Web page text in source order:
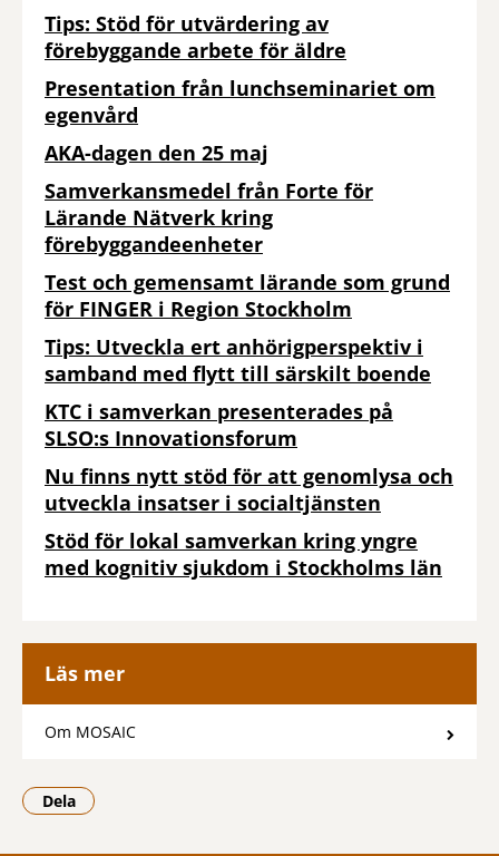
Tips: Stöd för utvärdering av
förebyggande arbete för äldre
Presentation från lunchseminariet om
egenvård
AKA-dagen den 25 maj
Samverkansmedel från Forte för
Lärande Nätverk kring
förebyggandeenheter
Test och gemensamt lärande som grund
för FINGER i Region Stockholm
Tips: Utveckla ert anhörigperspektiv i
samband med flytt till särskilt boende
KTC i samverkan presenterades på
SLSO:s Innovationsforum
Nu finns nytt stöd för att genomlysa och
utveckla insatser i socialtjänsten
Stöd för lokal samverkan kring yngre
med kognitiv sjukdom i Stockholms län
Läs mer
Om MOSAIC
Dela
- Klicka för att öppna delningsalternativ.